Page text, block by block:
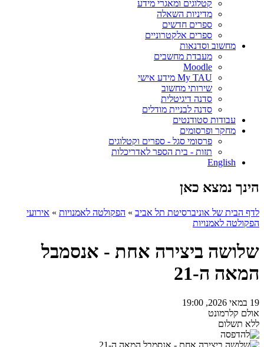
קטלוגים ומאגרי מידע
מדיניות השאלה
ספרים חדשים
ספרים אלקטרוניים
מחשוב וסדנאות
מעבדת מחשבים
Moodle
My TAU מידע אישי
שירותי מחשוב
סדנה דיגיטלית
סדנה לבניית מודלים
עבודות סטודנטים
מחקר ופרסומים
פרסומי סגל - ספרים וקטלוגים
תזות - בית הספר לאדריכלות
English
הינך נמצא כאן
לדף הבית של אוניברסיטת תל אביב » הפקולטה לאמנויות » אירועי
הפקולטה לאמנויות
שלושה ביצירה אחת - אנסמבל
המאה ה-21
19 במאי 2026, 19:00
אולם קלרמונט
ללא תשלום